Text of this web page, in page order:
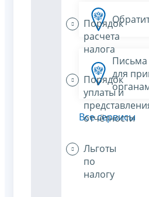
Порядок
расчета
налога
Порядок
уплаты и
отчётности
Льготы
по
налогу
для
Все сервисы